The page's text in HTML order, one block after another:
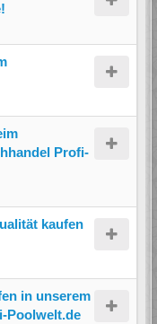
Profi-
kaufen
in unserem
Poolwelt.de